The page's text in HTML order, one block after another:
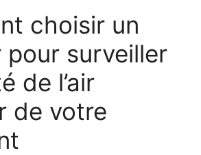
choisir un
surveiller
de l’air
de votre